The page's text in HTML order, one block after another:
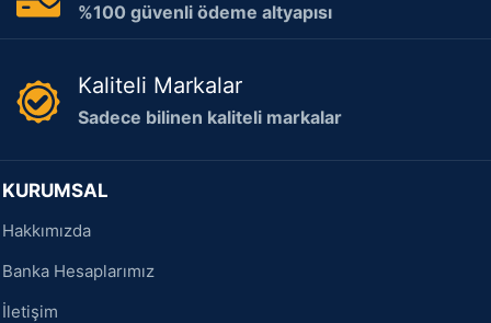
%100 güvenli ödeme altyapısı
Kaliteli Markalar
Sadece bilinen kaliteli markalar
KURUMSAL
Hakkımızda
Banka Hesaplarımız
İletişim